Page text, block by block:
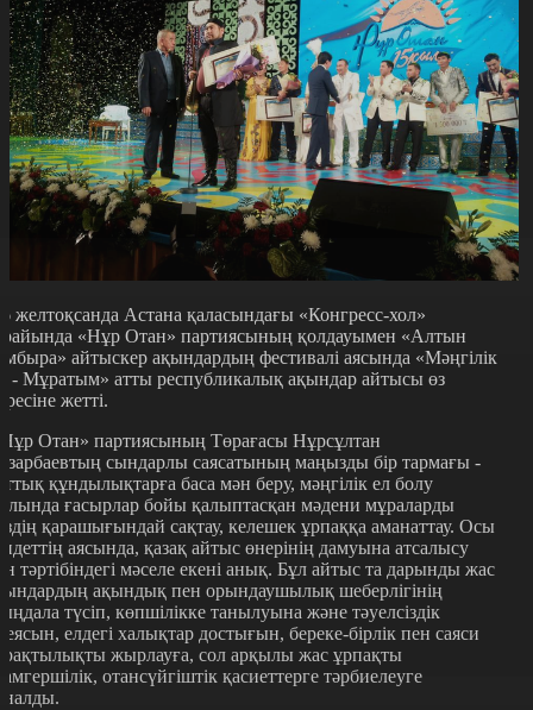
желтоқсанда Астана қаласындағы «Конгресс-хол»
«Нұр Отан» партиясының қолдауымен «Алтын
айтыскер ақындардың фестивалі аясында «Мәңгілік
- Мұратым» атты республикалық ақындар айтысы өз
жетті.
Отан» партиясының Төрағасы Нұрсұлтан
сындарлы саясатының маңызды бір тармағы -
құндылықтарға баса мән беру, мәңгілік ел болу
ғасырлар бойы қалыптасқан мәдени мұраларды
қарашығындай сақтау, келешек ұрпаққа аманаттау. Осы
аясында, қазақ айтыс өнерінің дамуына атсалысу
тәртібіндегі мәселе екені анық. Бұл айтыс та дарынды жас
ақындық пен орындаушылық шеберлігінің
түсіп, көпшілікке танылуына және тәуелсіздік
елдегі халықтар достығын, береке-бірлік пен саяси
жырлауға, сол арқылы жас ұрпақты
отансүйгіштік қасиеттерге тәрбиелеуге